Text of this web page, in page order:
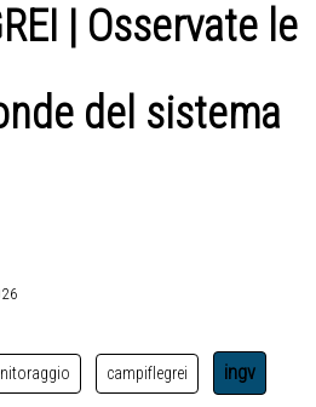
| Osservate le
del sistema
campiflegrei ingv